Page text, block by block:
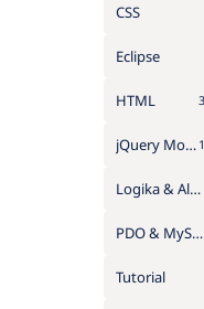
CSS
Eclipse
HTML
jQuery Mobile
Logika & Algoritma
PDO & MySQL
Tutorial